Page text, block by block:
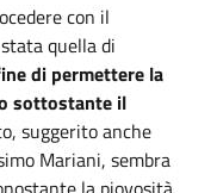
con il
quella di
di permettere la
sottostante il
suggerito anche
Mariani, sembra